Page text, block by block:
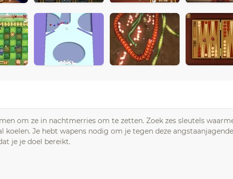
om ze in nachtmerries om te zetten. Zoek zes sleutels
Je hebt wapens nodig om je tegen deze
je je doel bereikt.